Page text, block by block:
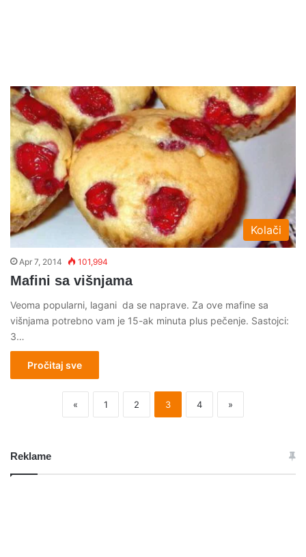
Kolači
Apr 7, 2014 101,994
Mafini sa višnjama
Veoma popularni, lagani da se naprave. Za ove mafine sa
višnjama potrebno vam je 15-ak minuta plus pečenje. Sastojci:
3…
Pročitaj sve
« 1 2 3 4 »
Reklame